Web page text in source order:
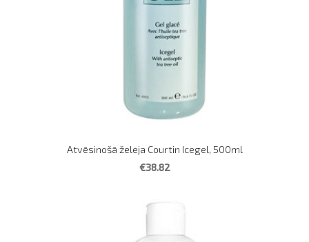
Atvēsinošā želeja Courtin Icegel, 500ml
€38.82